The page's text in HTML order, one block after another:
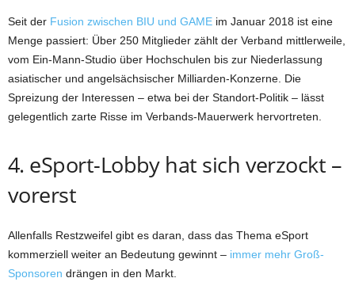
Seit der Fusion zwischen BIU und GAME im Januar 2018 ist eine
Menge passiert: Über 250 Mitglieder zählt der Verband mittlerweile,
vom Ein-Mann-Studio über Hochschulen bis zur Niederlassung
asiatischer und angelsächsischer Milliarden-Konzerne. Die
Spreizung der Interessen – etwa bei der Standort-Politik – lässt
gelegentlich zarte Risse im Verbands-Mauerwerk hervortreten.
4. eSport-Lobby hat sich verzockt –
vorerst
Allenfalls Restzweifel gibt es daran, dass das Thema eSport
kommerziell weiter an Bedeutung gewinnt – immer mehr Groß-
Sponsoren drängen in den Markt.